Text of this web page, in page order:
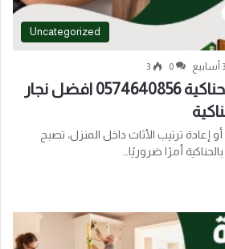
Uncategorized
0
3
نجار فك وتركيب بالحناكية 0574640856 افضل نجار
إعادة ترتيب الأثاث داخل المنزل، تصبح
أمرًا ضروريًا…